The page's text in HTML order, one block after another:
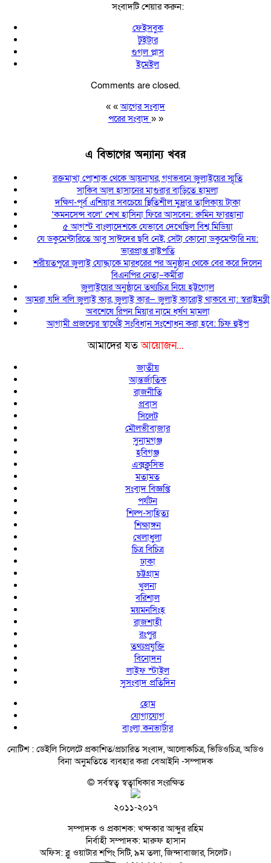
সংবাদটি শেয়ার করুন:
ফেইসবুক
টুইটার
গুগল প্লাস
ইমেইল
Comments are closed.
« «আগের সংবাদ
পরের সংবাদ » »
এ বিভাগের অন্যান্য খবর
রক্তমাখা পোশাক থেকে আয়নাঘর, গণভবনে জুলাইয়ের স্মৃতি
সাকিব আল হাসানের মাগুরার বাড়িতে হামলা
দক্ষিণ-পূর্ব এশিয়ার সবচেয়ে স্থিতিশীল মুদ্রার তালিকায় টাকা
‘কমনসেন্স বলে’ শেখ হাসিনা ফিরে আসবেন: রুমিন ফারহানা
৫ আগস্ট বাংলাদেশকে যেভাবে দেখেছিল বিশ্ব মিডিয়া
যে ডকুমেন্টারিতে আবু সাঈদের ছবি নেই, সেটা কোনো ডকুমেন্টারি নয়:
ভারপ্রাপ্ত রাষ্ট্রপতি
শরীয়তপুরে জুলাই যোদ্ধাকে মারধরের পর অনুষ্ঠান থেকে বের করে দিলেন
বিএনপির নেতা–কর্মীরা
জুলাইয়ের অনুষ্ঠানে তথ্যচিত্র নিয়ে হট্টগোল
আমরা যদি বলি জুলাই কার, জুলাই কার— জুলাই কারোই থাকবে না: স্বরাষ্ট্রমন্ত্রী
অবশেষে রিপন মিয়ার নামে ধর্ষণ মামলা
আগামী প্রজন্মের স্বার্থেই সংবিধান সংশোধন করা হবে: চিফ হুইপ
আমাদের যতআয়োজন...
জাতীয়
আন্তর্জাতিক
রাজনীতি
প্রবাস
সিলেট
মৌলভীবাজার
সুনামগঞ্জ
হবিগঞ্জ
এক্সক্লুসিভ
মতামত
সংবাদ বিজ্ঞপ্তি
পর্যটন
শিল্প-সাহিত্য
শিক্ষাঙ্গন
খেলাধুলা
চিত্র বিচিত্র
ঢাকা
চট্টগ্রাম
খুলনা
বরিশাল
ময়মনসিংহ
রাজশাহী
রংপুর
তথ্যপ্রযুক্তি
বিনোদন
লাইফ স্টাইল
সুসংবাদ প্রতিদিন
হোম
যোগাযোগ
বাংলা কনভার্টার
নোটিশ : ডেইলি সিলেটে প্রকাশিত/প্রচারিত সংবাদ, আলোকচিত্র, ভিডিওচিত্র, অডিও
বিনা অনুমতিতে ব্যবহার করা বেআইনি -সম্পাদক
© সর্বস্বত্ব স্বত্বাধিকার সংরক্ষিত
২০১১-২০১৭
সম্পাদক ও প্রকাশক: খন্দকার আব্দুর রহিম
নির্বাহী সম্পাদক: মারুফ হাসান
অফিস: ব্লু ওয়াটার শপিং সিটি, ৯ম তলা, জিন্দাবাজার, সিলেট।